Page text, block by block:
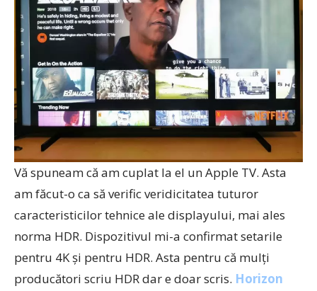
Vă spuneam că am cuplat la el un Apple TV. Asta
am făcut-o ca să verific veridicitatea tuturor
caracteristicilor tehnice ale displayului, mai ales
norma HDR. Dispozitivul mi-a confirmat setarile
pentru 4K și pentru HDR. Asta pentru că mulți
producători scriu HDR dar e doar scris. Horizon